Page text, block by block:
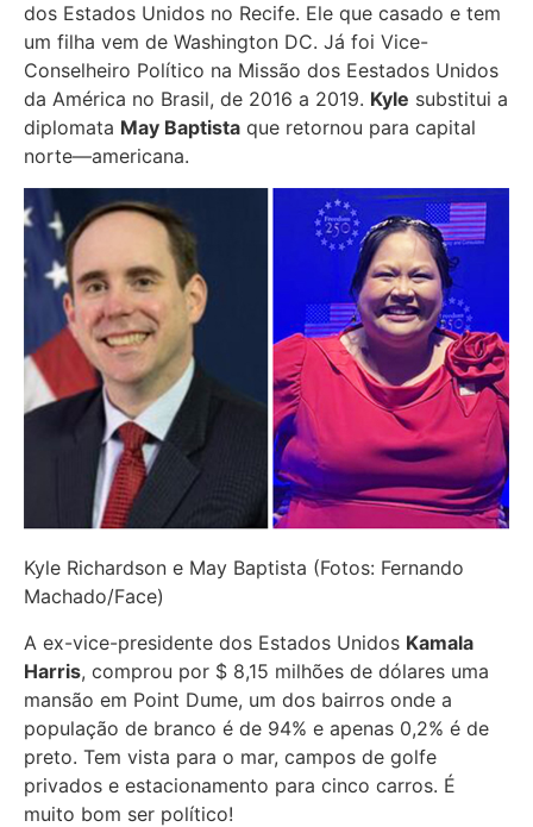
dos Estados Unidos no Recife. Ele que casado e tem
um filha vem de Washington DC. Já foi Vice-
Conselheiro Político na Missão dos Eestados Unidos
da América no Brasil, de 2016 a 2019. Kyle substitui a
diplomata May Baptista que retornou para capital
norte—americana.
Kyle Richardson e May Baptista (Fotos: Fernando
Machado/Face)
A ex-vice-presidente dos Estados Unidos Kamala
Harris, comprou por $ 8,15 milhões de dólares uma
mansão em Point Dume, um dos bairros onde a
população de branco é de 94% e apenas 0,2% é de
preto. Tem vista para o mar, campos de golfe
privados e estacionamento para cinco carros. É
muito bom ser político!